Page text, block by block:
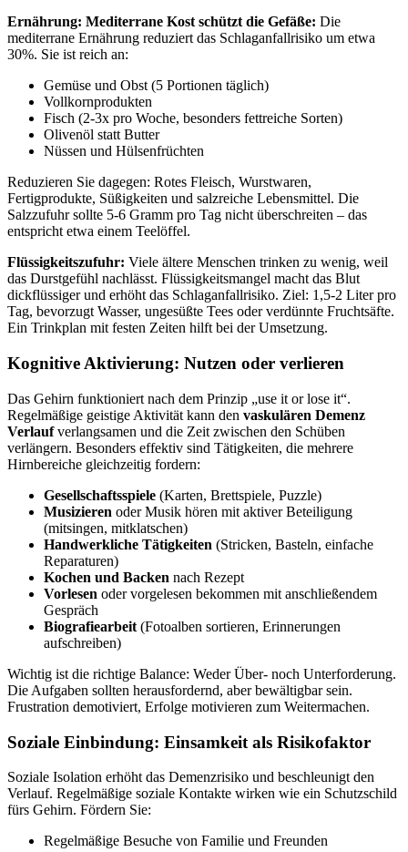
Ernährung: Mediterrane Kost schützt die Gefäße: Die
mediterrane Ernährung reduziert das Schlaganfallrisiko um etwa
30%. Sie ist reich an:
Gemüse und Obst (5 Portionen täglich)
Vollkornprodukten
Fisch (2-3x pro Woche, besonders fettreiche Sorten)
Olivenöl statt Butter
Nüssen und Hülsenfrüchten
Reduzieren Sie dagegen: Rotes Fleisch, Wurstwaren,
Fertigprodukte, Süßigkeiten und salzreiche Lebensmittel. Die
Salzzufuhr sollte 5-6 Gramm pro Tag nicht überschreiten – das
entspricht etwa einem Teelöffel.
Flüssigkeitszufuhr: Viele ältere Menschen trinken zu wenig, weil
das Durstgefühl nachlässt. Flüssigkeitsmangel macht das Blut
dickflüssiger und erhöht das Schlaganfallrisiko. Ziel: 1,5-2 Liter pro
Tag, bevorzugt Wasser, ungesüßte Tees oder verdünnte Fruchtsäfte.
Ein Trinkplan mit festen Zeiten hilft bei der Umsetzung.
Kognitive Aktivierung: Nutzen oder verlieren
Das Gehirn funktioniert nach dem Prinzip „use it or lose it“.
Regelmäßige geistige Aktivität kann den vaskulären Demenz
Verlaufverlangsamen und die Zeit zwischen den Schüben
verlängern. Besonders effektiv sind Tätigkeiten, die mehrere
Hirnbereiche gleichzeitig fordern:
Gesellschaftsspiele (Karten, Brettspiele, Puzzle)
Musizieren oder Musik hören mit aktiver Beteiligung
(mitsingen, mitklatschen)
Handwerkliche Tätigkeiten (Stricken, Basteln, einfache
Reparaturen)
Kochen und Backen nach Rezept
Vorlesen oder vorgelesen bekommen mit anschließendem
Gespräch
Biografiearbeit (Fotoalben sortieren, Erinnerungen
aufschreiben)
Wichtig ist die richtige Balance: Weder Über- noch Unterforderung.
Die Aufgaben sollten herausfordernd, aber bewältigbar sein.
Frustration demotiviert, Erfolge motivieren zum Weitermachen.
Soziale Einbindung: Einsamkeit als Risikofaktor
Soziale Isolation erhöht das Demenzrisiko und beschleunigt den
Verlauf. Regelmäßige soziale Kontakte wirken wie ein Schutzschild
fürs Gehirn. Fördern Sie:
Regelmäßige Besuche von Familie und Freunden